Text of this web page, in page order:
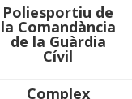
Poliesportiu de
la Comandància
de la Guàrdia
Cívil
Complex